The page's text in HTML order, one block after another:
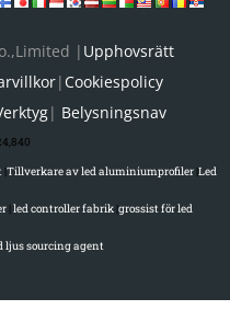
| Upphovsrätt
| Cookiespolicy
| Belysningsnav
| Tillverkare av led aluminiumprofiler| Led
led controller fabrik grossist för led
ljus sourcing agent